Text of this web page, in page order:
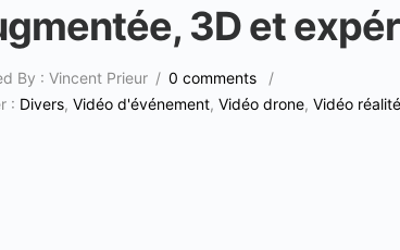
3D et
By : Vincent Prieur / 0 comments
/
: Divers, Vidéo d'événement, Vidéo drone, Vidéo